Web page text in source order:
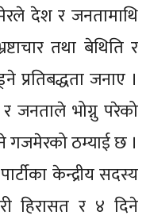
देश र जनतामाथि
तथा बेथिति र
प्रतिबद्धता जनाए ।
जनताले भोग्नु परेको
गजमेरको ठम्याई छ ।
केन्द्रीय सदस्य
हिरासत र ४ दिने